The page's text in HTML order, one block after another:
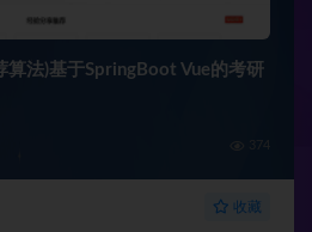
算法)基于SpringBoot Vue的考研
收藏